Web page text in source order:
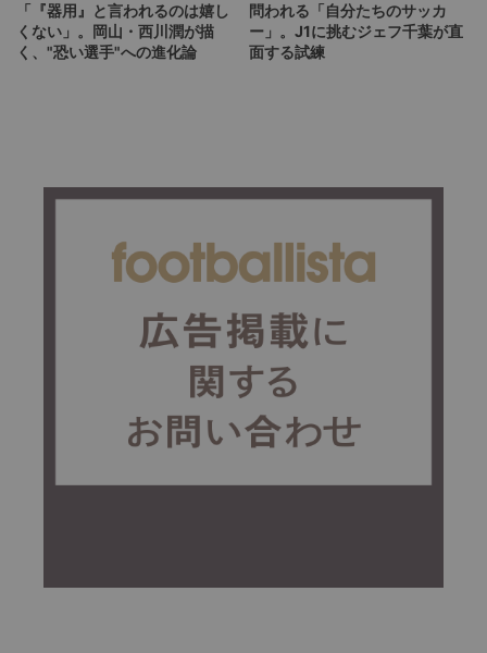
「『器用』と言われるのは嬉し
くない」。岡山・西川潤が描
く、"恐い選手"への進化論
問われる「自分たちのサッカ
ー」。J1に挑むジェフ千葉が直
面する試練